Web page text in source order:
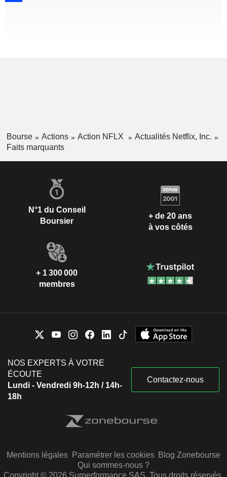
Bourse Actions Action NFLX
Actualités Netflix, Inc.
Faits marquants
N°1 du Conseil
Boursier
+ de 20 ans
à vos côtés
+ 1 300 000
membres
NOS EXPERTS À VOTRE
ÉCOUTE
Lundi - Vendredi 9h-12h / 14h-
18h
Contactez-nous
Mentions légales Paramétrer les cookies Blog Zonebourse
Qui sommes-nous ?
Copyright © 2026 Surperformance SAS. Tous droits réservés.